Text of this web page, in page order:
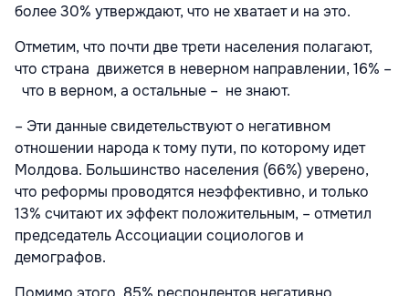
более 30% утверждают, что не хватает и на это.
Отметим, что почти две трети населения полагают,
что страна движется в неверном направлении, 16% –
что в верном, а остальные – не знают.
– Эти данные свидетельствуют о негативном
отношении народа к тому пути, по которому идет
Молдова. Большинство населения (66%) уверено,
что реформы проводятся неэффективно, и только
13% считают их эффект положительным, – отметил
председатель Ассоциации социологов и
демографов.